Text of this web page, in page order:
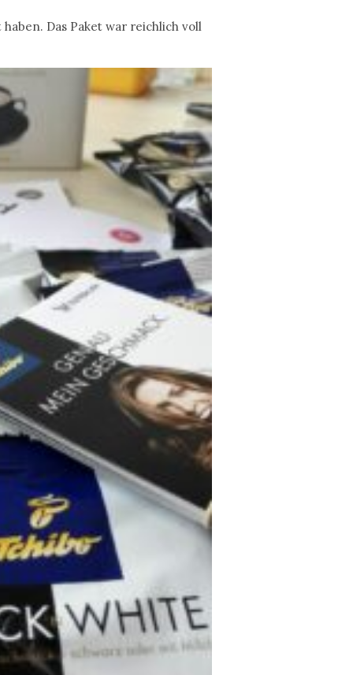
Das Paket war reichlich voll